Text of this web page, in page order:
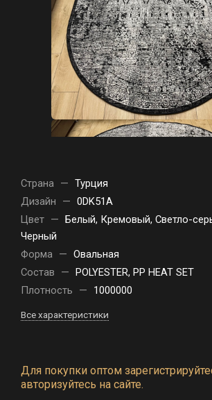
Страна — Турция
Дизайн
— 0DK51A
Цвет — Белый, Кремовый, Светло-
Черный
Форма — Овальная
Состав
— POLYESTER, PP HEAT SET
Плотность
— 1000000
Все характеристики
Для покупки оптом
авторизуйтесь на сайте.